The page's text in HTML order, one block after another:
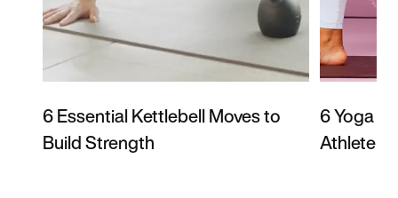
6 Essential Kettlebell Moves to
Build Strength
6 Yoga
Athlete